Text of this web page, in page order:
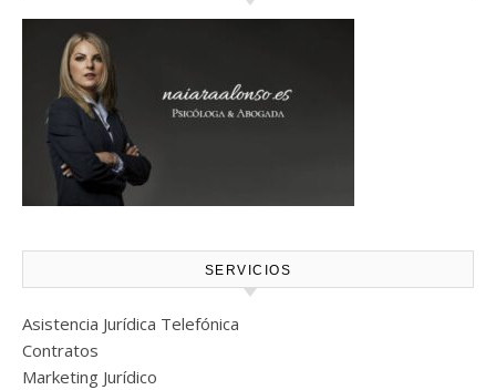
SERVICIOS
Asistencia Jurídica Telefónica
Contratos
Marketing Jurídico